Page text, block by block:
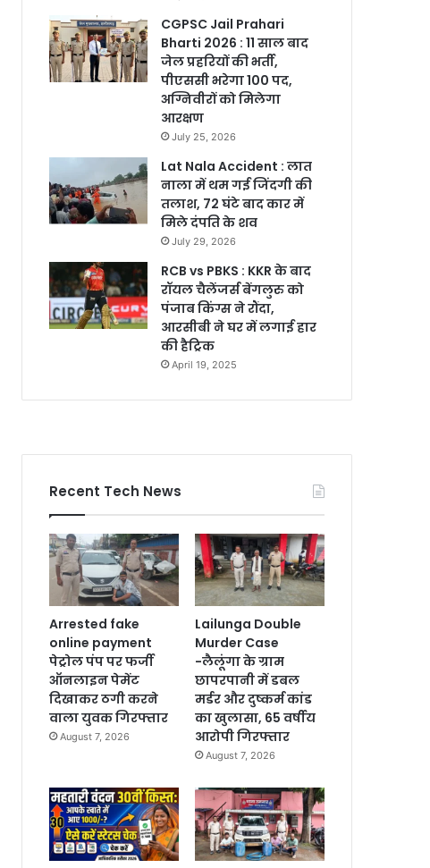
CGPSC Jail Prahari
Bharti 2026 : 11 साल बाद
जेल प्रहरियों की भर्ती,
पीएससी भरेगा 100 पद,
अग्निवीरों को मिलेगा
आरक्षण
July 25, 2026
Lat Nala Accident : लात
नाला में थम गई जिंदगी की
तलाश, 72 घंटे बाद कार में
मिले दंपति के शव
July 29, 2026
RCB vs PBKS : KKR के बाद
रॉयल चैलेंजर्स बेंगलुरु को
पंजाब किंग्स ने रौंदा,
आरसीबी ने घर में लगाई हार
की हैट्रिक
April 19, 2025
Recent Tech News
Arrested fake
online payment
पेट्रोल पंप पर फर्जी
ऑनलाइन पेमेंट
दिखाकर ठगी करने
वाला युवक गिरफ्तार
August 7, 2026
Lailunga Double
Murder Case
-लैलूंगा के ग्राम
छापरपानी में डबल
मर्डर और दुष्कर्म कांड
का खुलासा, 65 वर्षीय
आरोपी गिरफ्तार
August 7, 2026